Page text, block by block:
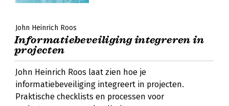
John Heinrich Roos
Informatiebeveiliging integreren in
projecten
John Heinrich Roos laat zien hoe je
informatiebeveiliging integreert in projecten.
Praktische checklists en processen voor